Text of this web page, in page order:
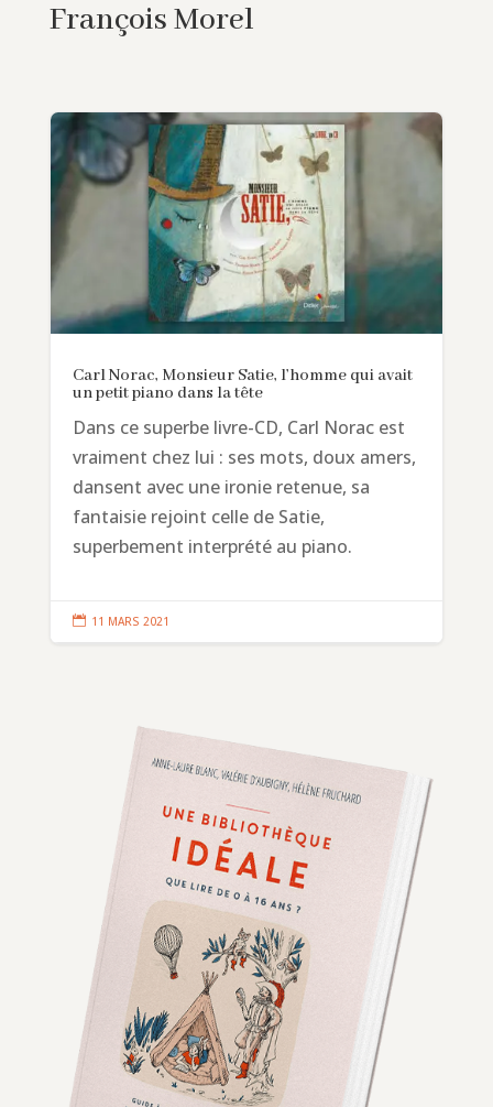
François Morel
Carl Norac, Monsieur Satie, l’homme qui avait
un petit piano dans la tête
Dans ce superbe livre-CD, Carl Norac est
vraiment chez lui : ses mots, doux amers,
dansent avec une ironie retenue, sa
fantaisie rejoint celle de Satie,
superbement interprété au piano.
 11 MARS 2021